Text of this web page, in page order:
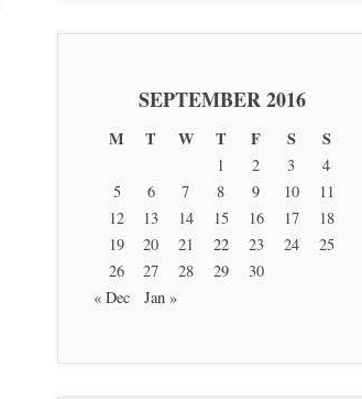
SEPTEMBER 2016
M T W T F S S
1 2 3
4
5
6 7 8 9 10
11
12
13 14 15 16 17
18
19
20 21 22 23 24
25
26
27 28 29
30
« Dec
Jan »